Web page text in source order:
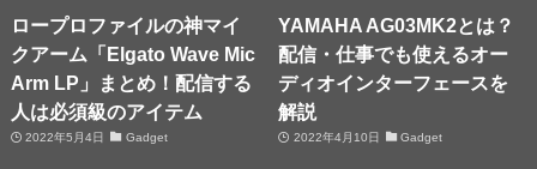
ロープロファイルの神マイ
クアーム「Elgato Wave Mic
Arm LP」まとめ！配信する
人は必須級のアイテム
2022年5月4日 Gadget
YAMAHA AG03MK2とは？
配信・仕事でも使えるオー
ディオインターフェースを
解説
2022年4月10日 Gadget